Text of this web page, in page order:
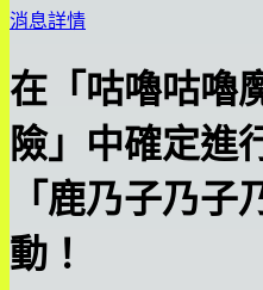
消息詳情
在「咕嚕咕嚕
險」中確定進
「鹿乃子乃
動！